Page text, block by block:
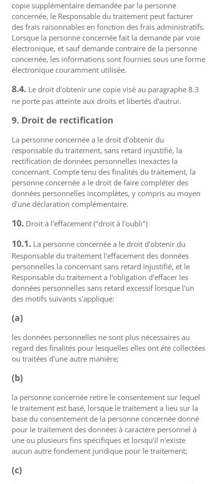
copie supplémentaire demandée par la personne
concernée, le Responsable du traitement peut facturer
des frais raisonnables en fonction des frais administratifs.
Lorsque la personne concernée fait la demande par voie
électronique, et sauf demande contraire de la personne
concernée, les informations sont fournies sous une forme
électronique couramment utilisée.
8.4. Le droit d'obtenir une copie visé au paragraphe 8.3
ne porte pas atteinte aux droits et libertés d'autrui.
9. Droit de rectification
La personne concernée a le droit d'obtenir du
responsable du traitement, sans retard injustifié, la
rectification de données personnelles inexactes la
concernant. Compte tenu des finalités du traitement, la
personne concernée a le droit de faire compléter des
données personnelles incomplètes, y compris au moyen
d'une déclaration complémentaire.
10. Droit à l'effacement ("droit à l'oubli")
10.1. La personne concernée a le droit d'obtenir du
Responsable du traitement l'effacement des données
personnelles la concernant sans retard injustifié, et le
Responsable du traitement a l'obligation d'effacer les
données personnelles sans retard excessif lorsque l'un
des motifs suivants s'applique:
(a)
les données personnelles ne sont plus nécessaires au
regard des finalités pour lesquelles elles ont été collectées
ou traitées d'une autre manière;
(b)
la personne concernée retire le consentement sur lequel
le traitement est basé, lorsque le traitement a lieu sur la
base du consentement de la personne concernée donné
pour le traitement des données à caractère personnel à
une ou plusieurs fins spécifiques et lorsqu'il n'existe
aucun autre fondement juridique pour le traitement;
(c)